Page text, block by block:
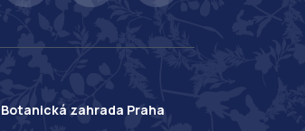
Botanická zahrada Praha